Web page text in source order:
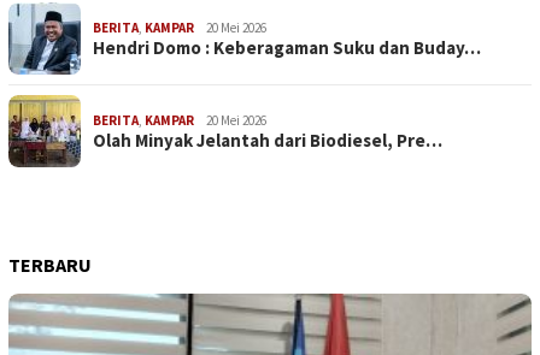
BERITA, KAMPAR 20 Mei 2026
Hendri Domo : Keberagaman Suku dan Buday…
BERITA, KAMPAR 20 Mei 2026
Olah Minyak Jelantah dari Biodiesel, Pre…
TERBARU